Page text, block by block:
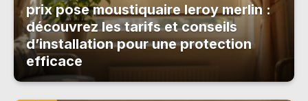
prix pose moustiquaire leroy merlin :
découvrez les tarifs et conseils
d’installation pour une protection
efficace